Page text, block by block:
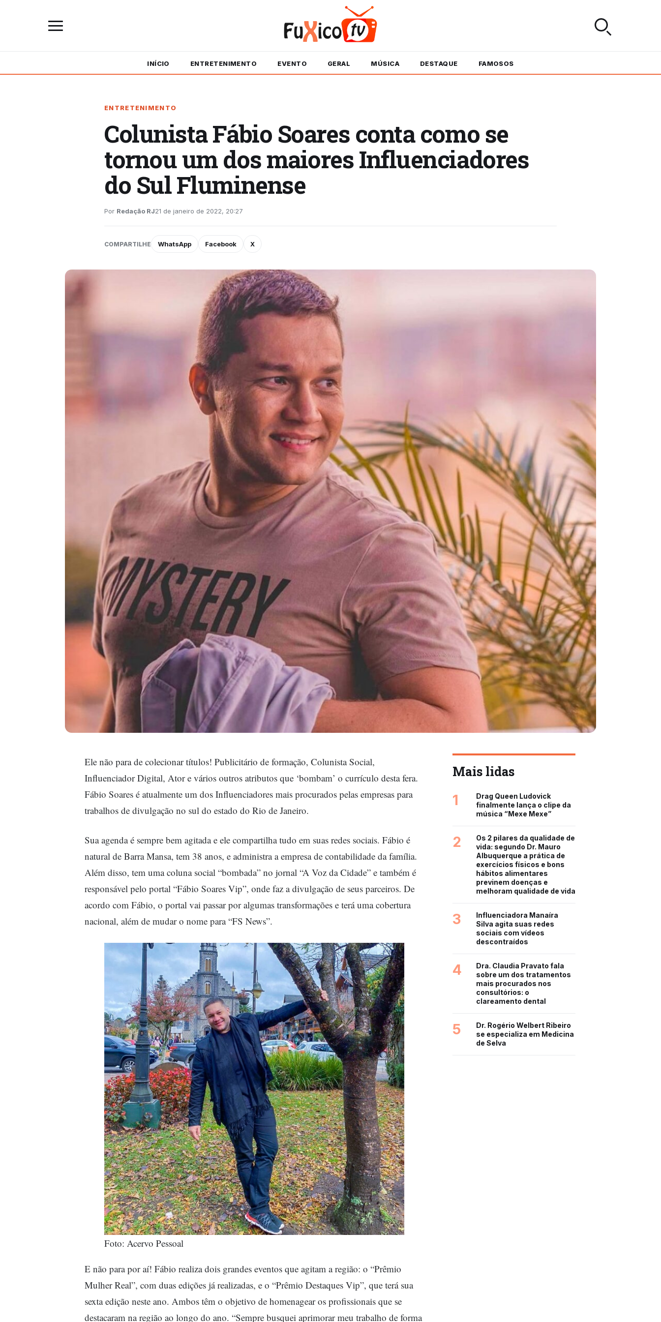
INÍCIO ENTRETENIMENTO EVENTO GERAL MÚSICA DESTAQUE FAMOSOS
ENTRETENIMENTO
Colunista Fábio Soares conta como se
tornou um dos maiores Influenciadores
do Sul Fluminense
Por Redação RJ21 de janeiro de 2022, 20:27
COMPARTILHE WhatsApp Facebook X
Ele não para de colecionar títulos! Publicitário de formação, Colunista Social,
Influenciador Digital, Ator e vários outros atributos que ‘bombam’ o currículo desta fera.
Fábio Soares é atualmente um dos Influenciadores mais procurados pelas empresas para
trabalhos de divulgação no sul do estado do Rio de Janeiro.
Sua agenda é sempre bem agitada e ele compartilha tudo em suas redes sociais. Fábio é
natural de Barra Mansa, tem 38 anos, e administra a empresa de contabilidade da família.
Além disso, tem uma coluna social “bombada” no jornal “A Voz da Cidade” e também é
responsável pelo portal “Fábio Soares Vip”, onde faz a divulgação de seus parceiros. De
acordo com Fábio, o portal vai passar por algumas transformações e terá uma cobertura
nacional, além de mudar o nome para “FS News”.
Foto: Acervo Pessoal
E não para por aí! Fábio realiza dois grandes eventos que agitam a região: o “Prêmio
Mulher Real”, com duas edições já realizadas, e o “Prêmio Destaques Vip”, que terá sua
sexta edição neste ano. Ambos têm o objetivo de homenagear os profissionais que se
destacaram na região ao longo do ano. “Sempre busquei aprimorar meu trabalho de forma
Mais lidas
1
Drag Queen Ludovick
finalmente lança o clipe da
música “Mexe Mexe”
2
Os 2 pilares da qualidade de
vida: segundo Dr. Mauro
Albuquerque a prática de
exercícios físicos e bons
hábitos alimentares
previnem doenças e
melhoram qualidade de vida
3
Influenciadora Manaíra
Silva agita suas redes
sociais com vídeos
descontraídos
4
Dra. Claudia Pravato fala
sobre um dos tratamentos
mais procurados nos
consultórios: o
clareamento dental
5
Dr. Rogério Welbert Ribeiro
se especializa em Medicina
de Selva